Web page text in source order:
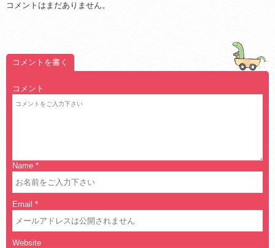
コメントはまだありません。
コメントを書く
コメント
Name *
Email *
Website